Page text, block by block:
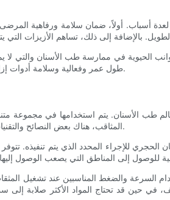
أسباب. أولاً، ضمان سلامة ورفاهية
الحيوية في ممارسة طب الأسنان والتي
طول عمر وفعالية وسلامة أدوات إزالة حصى الأسنان، مما يساهم في نهاية المطاف في نجاح الإجراءات الطبية في طب الأسنان بشكل عام.
طب الأسنان. يتم استخدامها في
المثاقب، هناك بعض النصائح والتقنيات التي يجب على أطباء الأسنان أن يضعوها في الاعتبار لضمان حصولهم على أقصى استفادة من أدواتهم.
للإجراء المحدد الذي يتم تنفيذه.
السرعة والضغط المناسبين عند تشغيل
في حين قد تحتاج المواد الأكثر صلابة